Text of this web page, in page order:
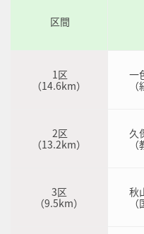
区間
1区
（14.6km）
一
2区
（13.2km）
久
3区
（9.5km）
秋